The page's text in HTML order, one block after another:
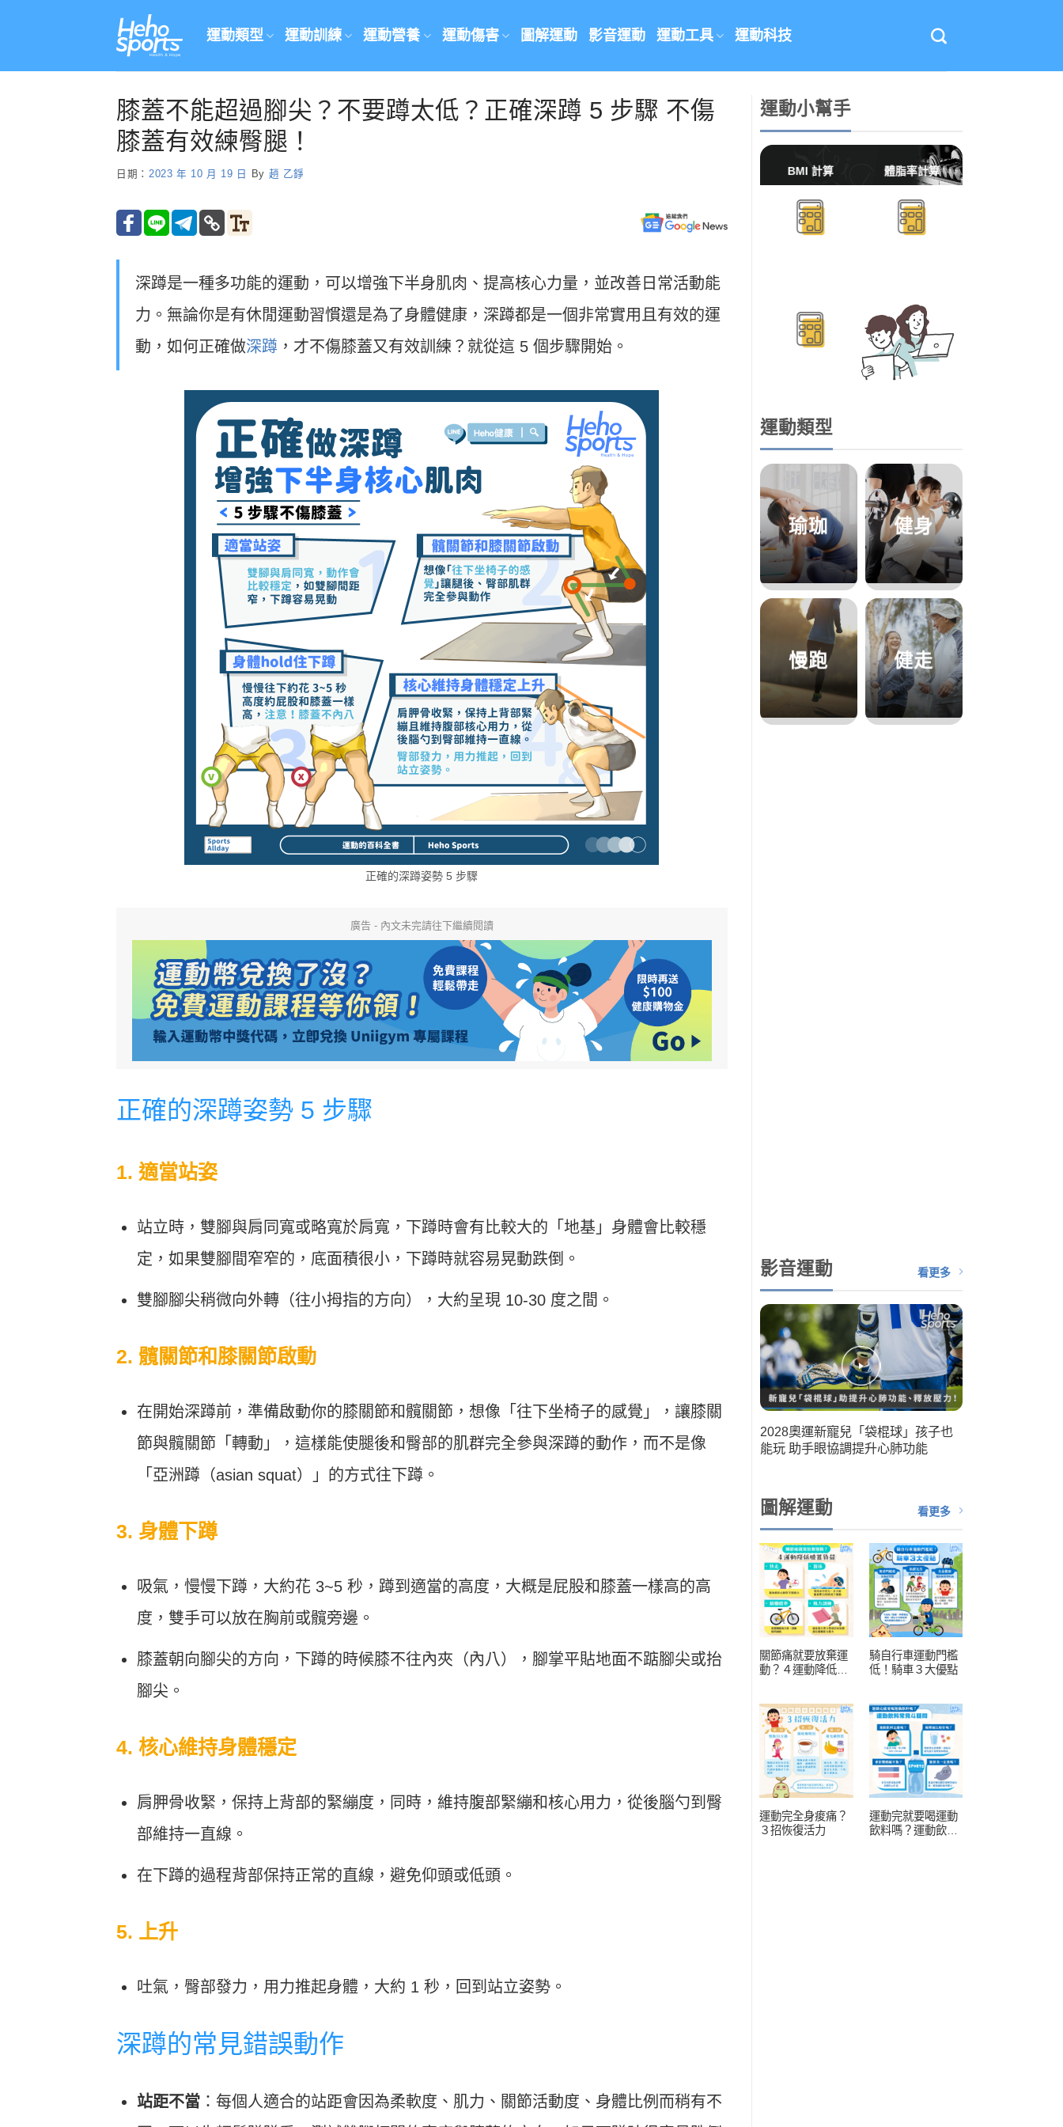
運動類型 運動訓練 運動營養 運動傷害 圖解運動 影音運動 運動工具 運動科技
膝蓋不能超過腳尖？不要蹲太低？正確深蹲 5 步驟 不傷
膝蓋有效練臀腿！
日期： 2023 年 10 月 19 日 By 趙 乙錚
深蹲是一種多功能的運動，可以增強下半身肌肉、提高核心力量，並改善日常活動能
力。無論你是有休閒運動習慣還是為了身體健康，深蹲都是一個非常實用且有效的運
動，如何正確做深蹲 ，才不傷膝蓋又有效訓練？就從這 5 個步驟開始。
正確的深蹲姿勢 5 步驟
廣告 - 內文未完請往下繼續閱讀
正確的深蹲姿勢 5 步驟
1. 適當站姿
站立時，雙腳與肩同寬或略寬於肩寬，下蹲時會有比較大的「地基」身體會比較穩
定，如果雙腳間窄窄的，底面積很小，下蹲時就容易晃動跌倒。
雙腳腳尖稍微向外轉（往小拇指的方向），大約呈現 10-30 度之間。
2. 髖關節和膝關節啟動
在開始深蹲前，準備啟動你的膝關節和髖關節，想像「往下坐椅子的感覺」，讓膝關
節與髖關節「轉動」，這樣能使腿後和臀部的肌群完全參與深蹲的動作，而不是像
「亞洲蹲（asian squat）」的方式往下蹲。
3. 身體下蹲
吸氣，慢慢下蹲，大約花 3~5 秒，蹲到適當的高度，大概是屁股和膝蓋一樣高的高
度，雙手可以放在胸前或髖旁邊。
膝蓋朝向腳尖的方向，下蹲的時候膝不往內夾（內八），腳掌平貼地面不踮腳尖或抬
腳尖。
4. 核心維持身體穩定
肩胛骨收緊，保持上背部的緊繃度，同時，維持腹部緊繃和核心用力，從後腦勺到臀
部維持一直線。
在下蹲的過程背部保持正常的直線，避免仰頭或低頭。
5. 上升
吐氣，臀部發力，用力推起身體，大約 1 秒，回到站立姿勢。
深蹲的常見錯誤動作
站距不當 ：每個人適合的站距會因為柔軟度、肌力、關節活動度、身體比例而稍有不
運動小幫手
BMI 計算 體脂率計算
運動類型
瑜珈 健身
慢跑 健走
影音運動 看更多
2028奧運新寵兒「袋棍球」孩子也
能玩 助手眼協調提升心肺功能
Heho運動科技大調查｜健康整合服
務！賦優適能共同創辦人楊貫中：個
人教練像計程車、精準直達目標
Heho運動科技大調查｜科技體適能
檢測是什麼？體育署「運動企業認
證」逾千家企業響應
Heho運動科技大調查｜214 萬筆運
動數據揭密！數據應用促進國人健
圖解運動 看更多
關節痛就要放棄運
動？４運動降低膝
騎自行車運動門檻
低！騎車３大優點
運動完全身痠痛？
３招恢復活力
運動完就要喝運動
飲料嗎？運動飲料